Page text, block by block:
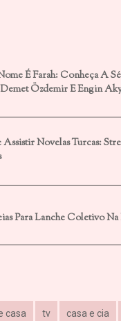
É Farah: Conheça A
Özdemir E Engin
Novelas Turcas:
Para Lanche Coletivo Na
casa tv casa e cia